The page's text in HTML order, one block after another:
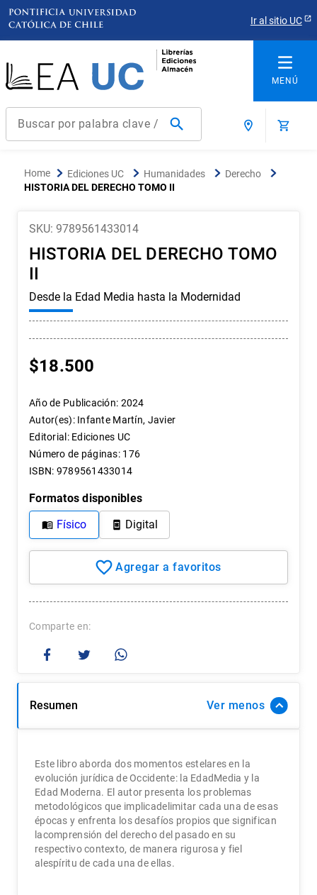
Ir al sitio UC
Buscar por palabra clave / título / autor / producto / ISBN
. derecho
arquitectura
reúso
historia chile
. arte
Ediciones UC Humanidades
Derecho
HISTORIA DEL DERECHO TOMO II
SKU: 9789561433014
HISTORIA DEL DERECHO TOMO
II
Desde la Edad Media hasta la Modernidad
$18.500
Año de Publicación: 2024
Autor(es): Infante Martín, Javier
Editorial: Ediciones UC
Número de páginas: 176
ISBN: 9789561433014
Formatos disponibles
Físico
Digital
Comparte
Resumen Ver
Este libro aborda dos momentos estelares en la
evolución jurídica de Occidente: la EdadMedia y la
Edad Moderna. El autor presenta los problemas
metodológicos que implicadelimitar cada una de esas
épocas y enfrenta los desafíos propios que significan
lacomprensión del derecho del pasado en su
respectivo contexto, de manera rigurosa y fiel
alespíritu de cada una de ellas.